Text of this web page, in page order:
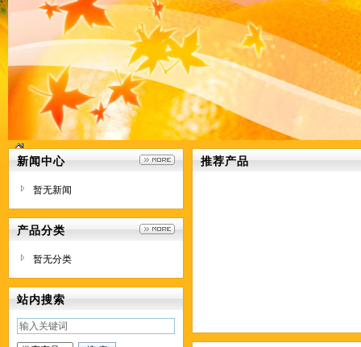
新闻中心
暂无新闻
产品分类
暂无分类
站内搜索
推荐产品